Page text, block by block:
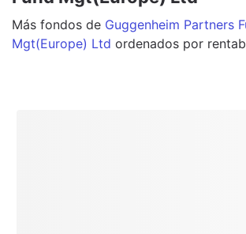
Más fondos de Guggenheim Partners
Mgt(Europe) Ltd ordenados por